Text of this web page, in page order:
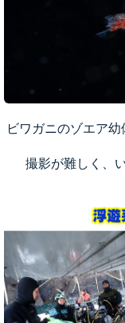
ビワガニのゾエア
撮影が難しく、